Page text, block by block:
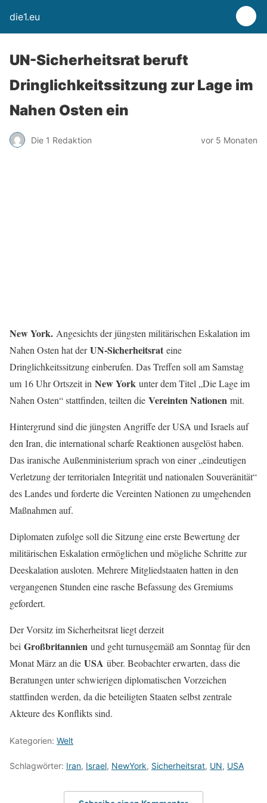
die1.eu
UN-Sicherheitsrat beruft
Dringlichkeitssitzung zur Lage im
Nahen Osten ein
Die 1 Redaktion vor 5 Monaten
New York. Angesichts der jüngsten militärischen Eskalation im
Nahen Osten hat derUN-Sicherheitsrat eine
Dringlichkeitssitzung einberufen. Das Treffen soll am Samstag
um 16 Uhr Ortszeit in New York unter dem Titel „Die Lage im
Nahen Osten“ stattfinden, teilten die Vereinten Nationen mit.
Hintergrund sind die jüngsten Angriffe der USA und Israels auf
den Iran, die international scharfe Reaktionen ausgelöst haben.
Das iranische Außenministerium sprach von einer „eindeutigen
Verletzung der territorialen Integrität und nationalen Souveränität“
des Landes und forderte die Vereinten Nationen zu umgehenden
Maßnahmen auf.
Diplomaten zufolge soll die Sitzung eine erste Bewertung der
militärischen Eskalation ermöglichen und mögliche Schritte zur
Deeskalation ausloten. Mehrere Mitgliedstaaten hatten in den
vergangenen Stunden eine rasche Befassung des Gremiums
gefordert.
Der Vorsitz im Sicherheitsrat liegt derzeit
bei Großbritannien und geht turnusgemäß am Sonntag für den
Monat März an die USA über. Beobachter erwarten, dass die
Beratungen unter schwierigen diplomatischen Vorzeichen
stattfinden werden, da die beteiligten Staaten selbst zentrale
Akteure des Konflikts sind.
Kategorien: Welt
Schlagwörter: Iran, Israel, NewYork, Sicherheitsrat, UN, USA